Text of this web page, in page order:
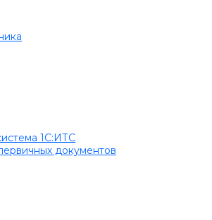
1С:ИТС
документов